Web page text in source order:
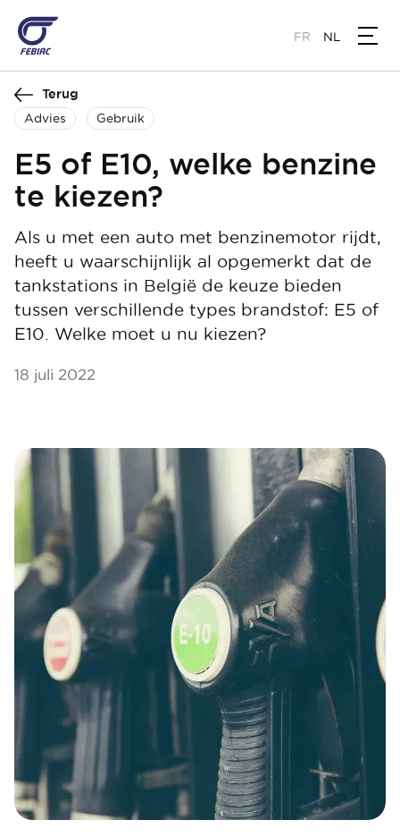
naar
de
inhoud
gaan
FR NL
Terug
Advies Gebruik
E5 of E10, welke benzine
te kiezen?
Als u met een auto met benzinemotor rijdt,
heeft u waarschijnlijk al opgemerkt dat de
tankstations in België de keuze bieden
tussen verschillende types brandstof: E5 of
E10. Welke moet u nu kiezen?
18 juli 2022